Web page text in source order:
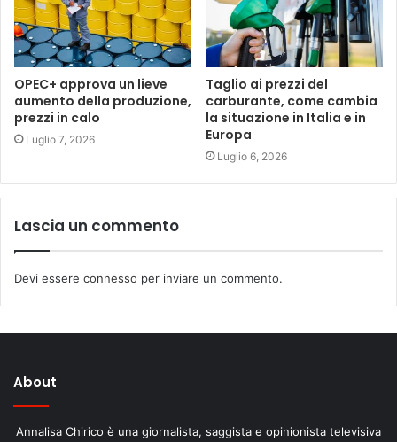
OPEC+ approva un lieve
aumento della produzione,
prezzi in calo
Luglio 7, 2026
Taglio ai prezzi del
carburante, come cambia
la situazione in Italia e in
Europa
Luglio 6, 2026
Lascia un commento
Devi essere connesso per inviare un commento.
About
Annalisa Chirico è una giornalista, saggista e opinionista televisiva